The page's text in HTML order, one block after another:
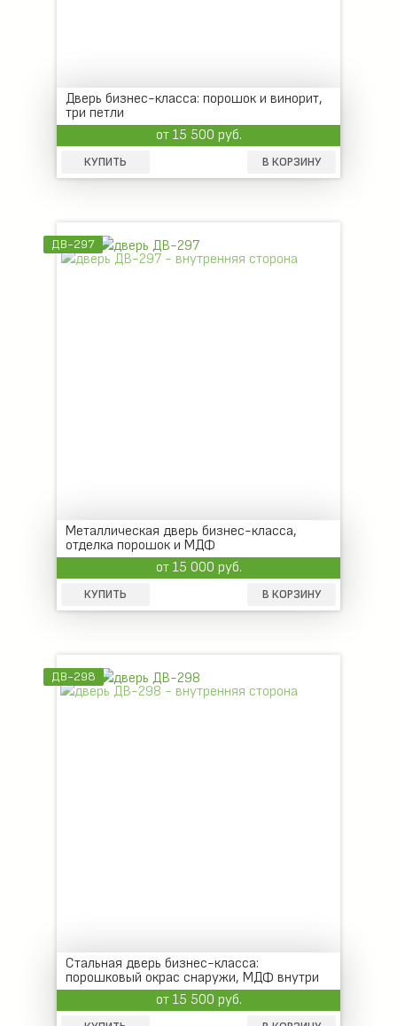
Дверь бизнес-класса: порошок и винорит,
три петли
от 15 500 руб.
КУПИТЬ В КОРЗИНУ
ДВ-297
Металлическая дверь бизнес-класса,
отделка порошок и МДФ
от 15 000 руб.
КУПИТЬ В КОРЗИНУ
ДВ-298
Стальная дверь бизнес-класса:
порошковый окрас снаружи, МДФ внутри
от 15 500 руб.